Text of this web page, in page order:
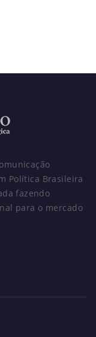
Política Brasileira
fazendo
para o mercado